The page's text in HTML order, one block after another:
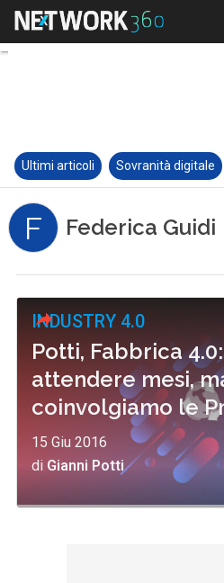
Ultimi articoli Sovranità digitale
F Federica Guidi
INDUSTRY 4.0
Potti, Fabbrica
attendere mesi,
coinvolgiamo le
15 Giu 2016
di Gianni Potti